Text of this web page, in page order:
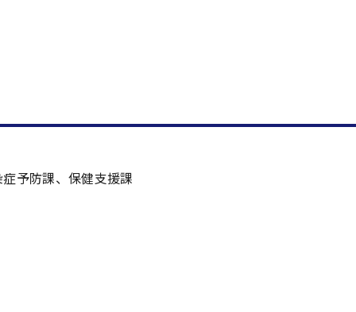
予防課、保健支援課